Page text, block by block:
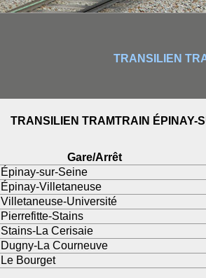
TRANSILIEN
TRANSILIEN TRAMTRAIN ÉPINAY-
Gare/Arrêt
Épinay-sur-Seine
Épinay-Villetaneuse
Villetaneuse-Université
Pierrefitte-Stains
Stains-La Cerisaie
Dugny-La Courneuve
Le Bourget